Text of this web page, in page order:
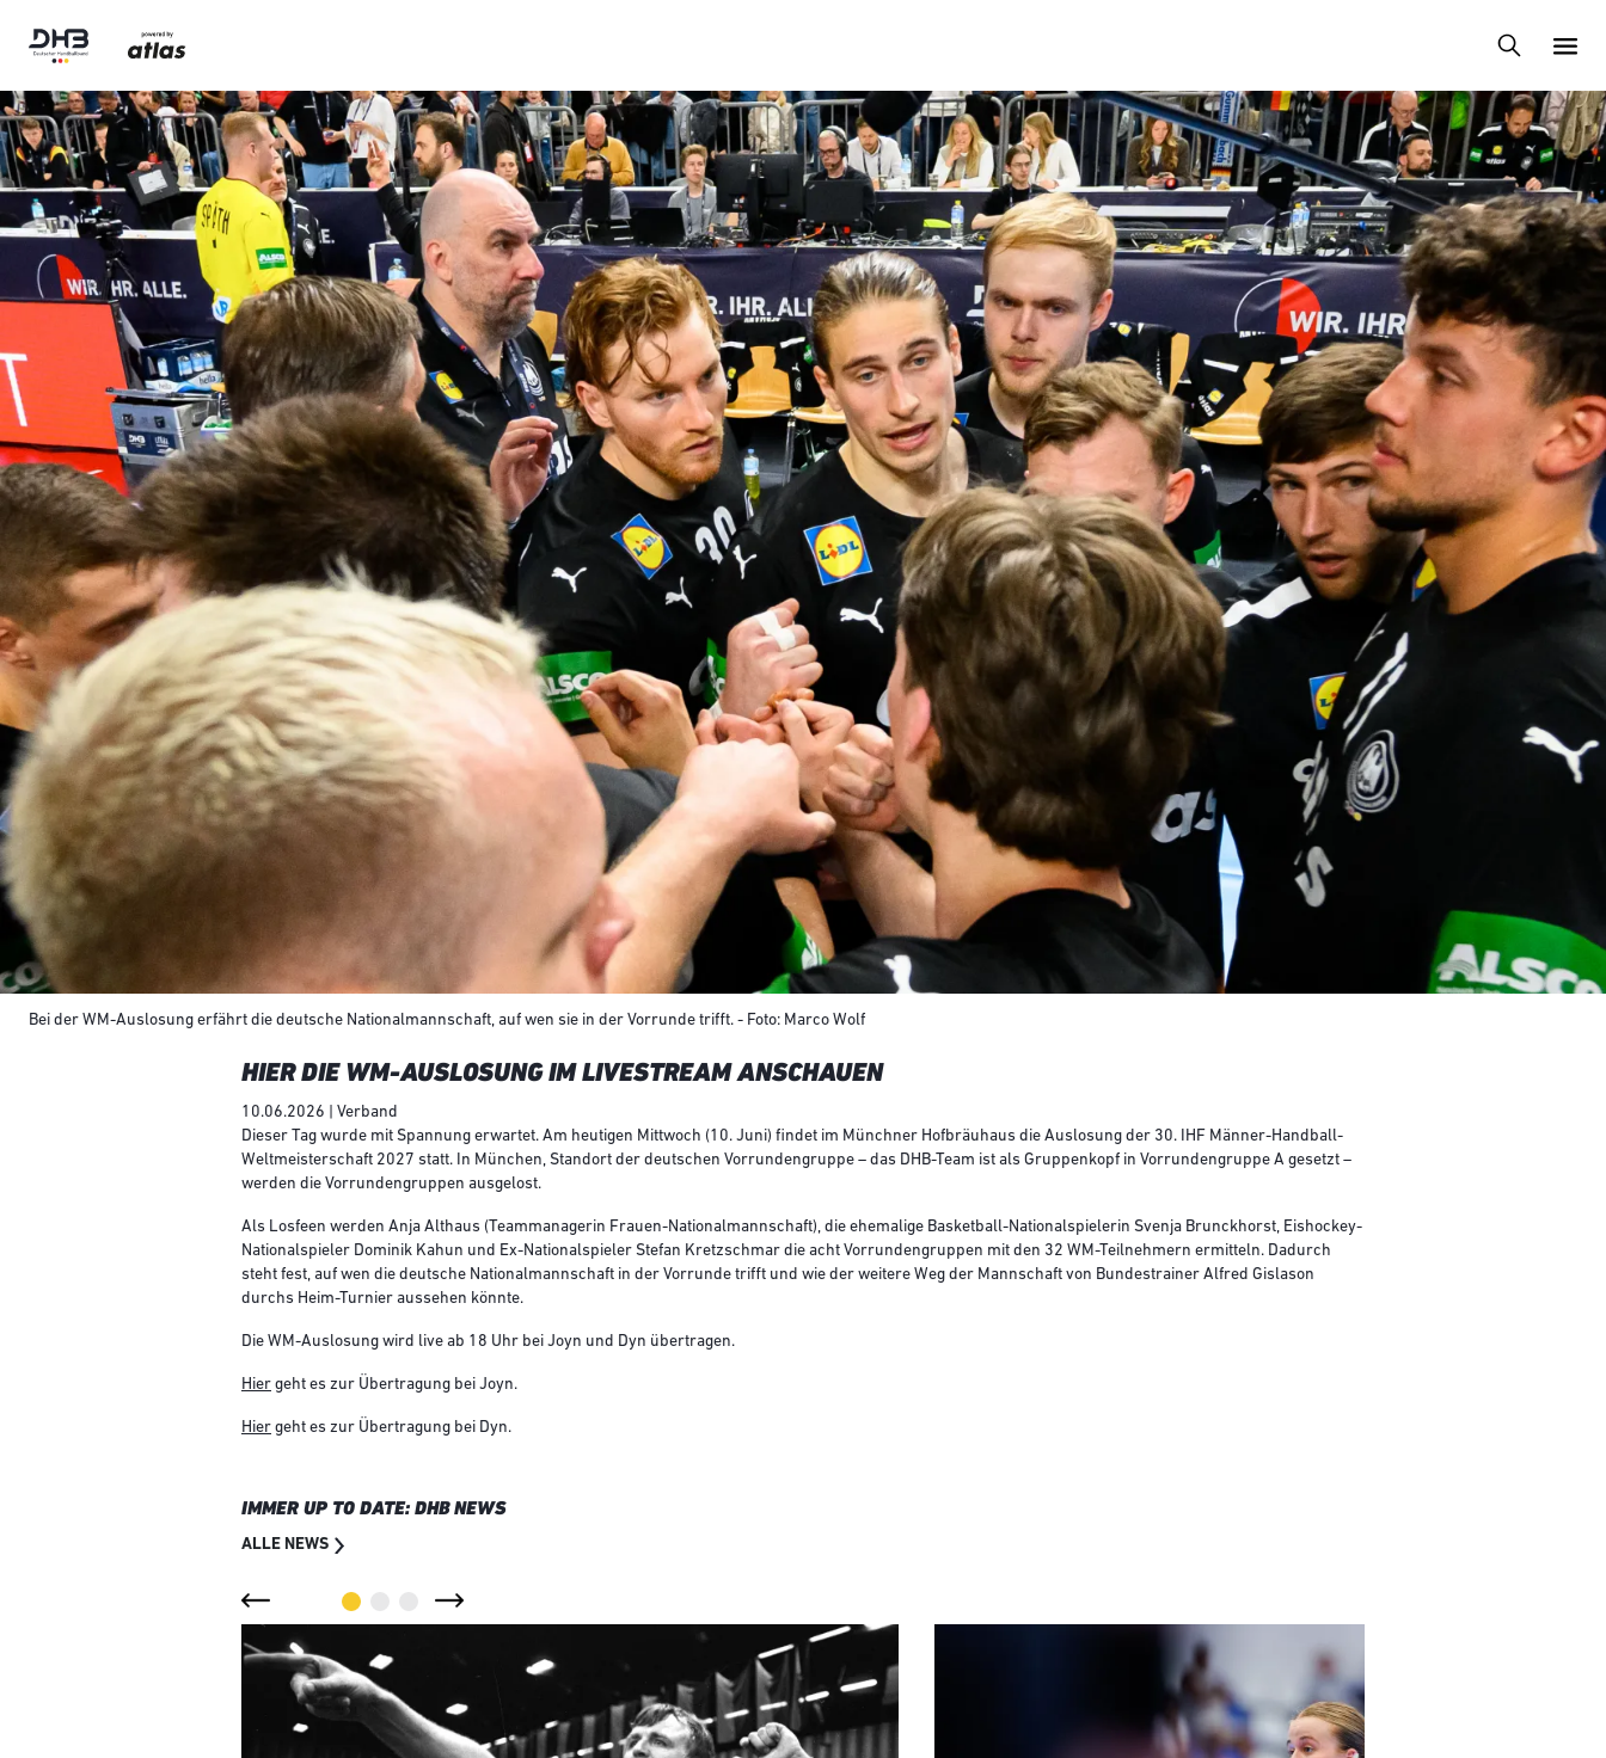
Bei der WM-Auslosung erfährt die deutsche Nationalmannschaft, auf wen sie in der Vorrunde trifft. - Foto: Marco Wolf
HIER DIE WM-AUSLOSUNG IM LIVESTREAM ANSCHAUEN
10.06.2026 | Verband
Dieser Tag wurde mit Spannung erwartet. Am heutigen Mittwoch (10. Juni) findet im Münchner Hofbräuhaus die Auslosung der 30. IHF Männer-Handball-
Weltmeisterschaft 2027 statt. In München, Standort der deutschen Vorrundengruppe – das DHB-Team ist als Gruppenkopf in Vorrundengruppe A gesetzt –
werden die Vorrundengruppen ausgelost.
Als Losfeen werden Anja Althaus (Teammanagerin Frauen-Nationalmannschaft), die ehemalige Basketball-Nationalspielerin Svenja Brunckhorst, Eishockey-
Nationalspieler Dominik Kahun und Ex-Nationalspieler Stefan Kretzschmar die acht Vorrundengruppen mit den 32 WM-Teilnehmern ermitteln. Dadurch
steht fest, auf wen die deutsche Nationalmannschaft in der Vorrunde trifft und wie der weitere Weg der Mannschaft von Bundestrainer Alfred Gislason
durchs Heim-Turnier aussehen könnte.
Die WM-Auslosung wird live ab 18 Uhr bei Joyn und Dyn übertragen.
Hier geht es zur Übertragung bei Joyn.
Hier geht es zur Übertragung bei Dyn.
IMMER UP TO DATE: DHB NEWS
ALLE NEWS